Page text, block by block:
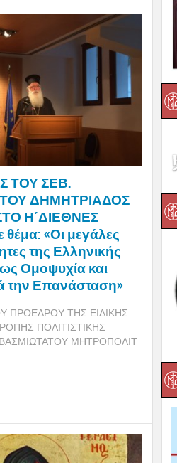
ΤΟΥ ΣΕΒ.
ΔΗΜΗΤΡΙΑΔΟΣ
Η΄ΔΙΕΘΝΕΣ
«Οι μεγάλες
της Ελληνικής
Ομοψυχία και
την Επανάσταση»
ΠΡΟΕΔΡΟΥ ΤΗΣ ΕΙΔΙΚΗΣ
ΠΟΛΙΤΙΣΤΙΚΗΣ
ΜΗΤΡΟΠΟΛΙΤ